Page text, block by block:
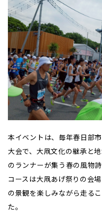
本イベントは、毎年春日部
大会で、大凧文化の継承と
のランナーが集う春の風物詩
コースは大凧あげ祭りの会
の景観を楽しみながら走る
た。